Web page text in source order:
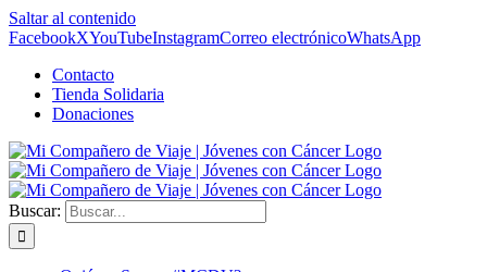
Saltar al contenido
FacebookXYouTubeInstagramCorreo electrónicoWhatsApp
Contacto
Tienda Solidaria
Donaciones
Buscar: